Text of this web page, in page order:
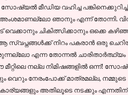
മീഡിയ വഹിച്ച
ഞാനും എന്ന് തോന്നി.
ചികിത്സിക്കാനും ഒക്കെ
നിറം പകരാന്‍ ഒരു
എന്ന തോന്നല്‍ ചാരിതാര്‍ത്ഥ്യം
നല്ല നിമിഷങ്ങളില്‍ ഒന്ന്!
നേരംപോക്ക് മാത്രമല്ല, നമ്മുടെ
അതിലൂടെ നടക്കും എന്നതിന്